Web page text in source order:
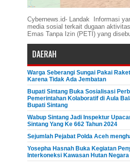
Cybernews.id- Landak Informasi
media sosial terkait dugaan
Emas Tanpa Izin (PETI) yang
DAERAH
Warga Seberangi Sungai Pakai
Karena Tidak Ada Jembatan
Bupati Sintang Buka Sosialisasi
Pemerintahan Kolaboratif di Aula
Bupati Sintang
Wabup Sintang Jadi Inspektur
Sintang Yang Ke 662 Tahun 2024
Sejumlah Pejabat Polda Aceh
Yosepha Hasnah Buka Kegiatan
Interkoneksi Kawasan Hutan